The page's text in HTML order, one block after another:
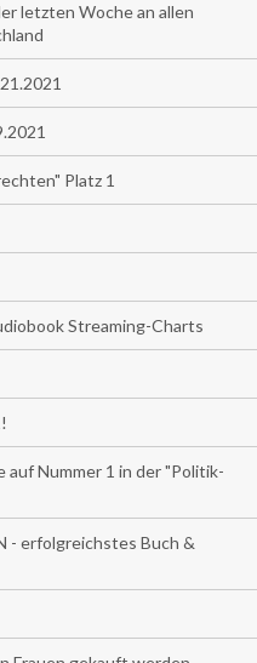
letzten Woche an allen
Platz 1
Streaming-Charts
Nummer 1 in der "Politik-
- erfolgreichstes Buch &